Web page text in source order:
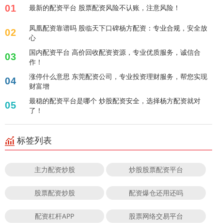
01 最新的配资平台 股票配资风险不认账，注意风险！
02
凤凰配资靠谱吗 股临天下口碑杨方配资：专业合规，安全放
心
03
国内配资平台 高价回收配资资源，专业优质服务，诚信合
作！
04
涨停什么意思 东莞配资公司，专业投资理财服务，帮您实现
财富增
05
最稳的配资平台是哪个 炒股配资安全，选择杨方配资就对
了！
标签列表
主力配资炒股 炒股股票配资平台
股票配资炒股 配资爆仓还用还吗
配资杠杆APP 股票网络交易平台